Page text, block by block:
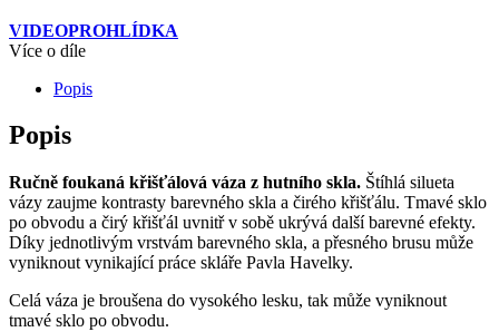
VIDEOPROHLÍDKA
Více o díle
Popis
Popis
Ručně foukaná křišťálová váza z hutního skla. Štíhlá silueta
vázy zaujme kontrasty barevného skla a čirého křišťálu. Tmavé sklo
po obvodu a čirý křišťál uvnitř v sobě ukrývá další barevné efekty.
Díky jednotlivým vrstvám barevného skla, a přesného brusu může
vyniknout vynikající práce skláře Pavla Havelky.
Celá váza je broušena do vysokého lesku, tak může vyniknout
tmavé sklo po obvodu.